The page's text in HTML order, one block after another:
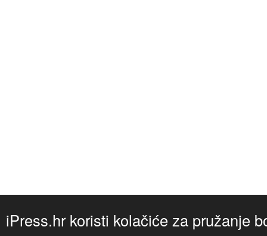
iPress.hr koristi kolačiće za pružanje